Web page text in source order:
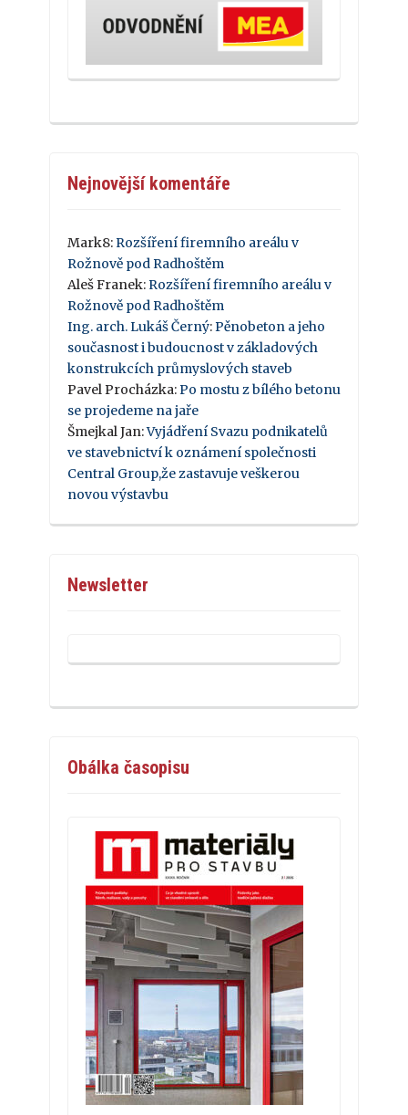
Nejnovější komentáře
Mark8: Rozšíření firemního areálu v
Rožnově pod Radhoštěm
Aleš Franek: Rozšíření firemního areálu v
Rožnově pod Radhoštěm
Ing. arch. Lukáš Černý: Pěnobeton a jeho
současnost i budoucnost v základových
konstrukcích průmyslových staveb
Pavel Procházka: Po mostu z bílého betonu
se projedeme na jaře
Šmejkal Jan:Vyjádření Svazu podnikatelů
ve stavebnictví k oznámení společnosti
Central Group,že zastavuje veškerou
novou výstavbu
Newsletter
Obálka časopisu